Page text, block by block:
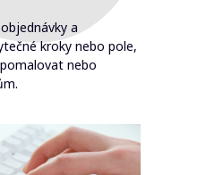
a
kroky nebo pole,
nebo